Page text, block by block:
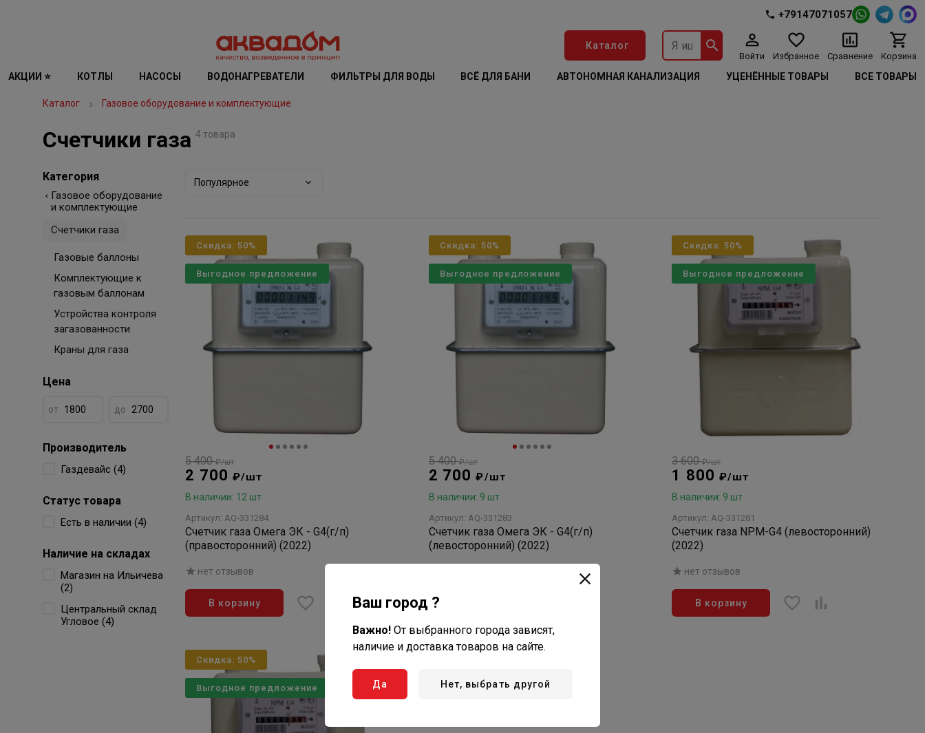
+79147071057
Каталог
Войти Избранное Сравнение Корзина
АКЦИИ ⭐ КОТЛЫ НАСОСЫ ВОДОНАГРЕВАТЕЛИ ФИЛЬТРЫ ДЛЯ ВОДЫ ВСЁ ДЛЯ БАНИ АВТОНОМНАЯ КАНАЛИЗАЦИЯ УЦЕНЁННЫЕ ТОВАРЫ ВСЕ ТОВАРЫ
Каталог Газовое оборудование и комплектующие
Счетчики газа 4 товара
Категория
Газовое оборудование
и комплектующие
Счетчики газа
Газовые баллоны
Комплектующие к
газовым баллонам
Устройства контроля
загазованности
Краны для газа
Цена
от до
Производитель
Газдевайс (4)
Статус товара
Есть в наличии (4)
Наличие на складах
Магазин на Ильичева
(2)
Центральный склад
Угловое (4)
Популярное
2 700 ₽/шт
5 400₽/шт
В наличии: 12 шт
Артикул: AQ-331284
Счетчик газа Омега ЭК - G4(г/п)
(правосторонний) (2022)
нет отзывов
В корзину
Скидка: 50%
Выгодное предложение
2 700₽/шт
5 400₽/шт
В наличии: 9 шт
Артикул: AQ-331283
Счетчик газа Омега ЭК - G4(г/п)
(левосторонний) (2022)
Скидка: 50%
Выгодное предложение
1 800 ₽/шт
3 600₽/шт
В наличии: 9 шт
Артикул: AQ-331281
Счетчик газа NPM-G4 (левосторонний)
(2022)
нет отзывов
В корзину
Скидка: 50%
Выгодное предложение
Скидка: 50%
Выгодное предложение
Ваш город ?
Важно! От выбранного города зависят,
наличие и доставка товаров на сайте.
Да Нет, выбрать другой